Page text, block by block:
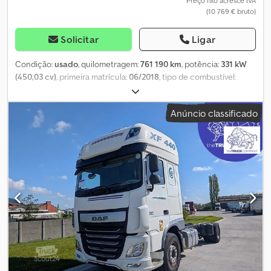
(10 769 € bruto)
Solicitar Ligar
Condição:usado, quilometragem:761 190 km, potência: 331 kW
(450,03 cv), primeira matrícula:06/2018, tipo de combustível:
385/65 R22.5
4x2, combustível:diesel, travões:retardador, cor:outro, cabina do
condutor:
, tipo de engrenagem:automático,
classe de emissão:
, suspensão:ar , Ano de fabrico:2018,
ABS, aquecedor estacionário, controlo de
velocidade de cruzeiro, espelho retrovisor elétrico, fecho
centralizado, regulação eléctrica dos vidros, retardador, =
Outras opções e acessórios = - Leitor de CD - Chave de reserva -
Limitador de velocidade - Tanque de combustível em alumínio -
Frigorífico - Travão de motor - Tomada de força - Controlo de
estabilidade - Ar condicionado padrão - Viseira - Corrente
alternada Dcodpezrcnfefx Abbsk - Caixa de ferramentas - Faróis
de xénon = Mais informações = Marca dos eixos: DAF Travões:
travões de disco Suspensão: suspensão pneumática Eixo
dianteiro: medida dos pneus: 385/65 R22.5; Direcional; Piso do
Anúncio classificado